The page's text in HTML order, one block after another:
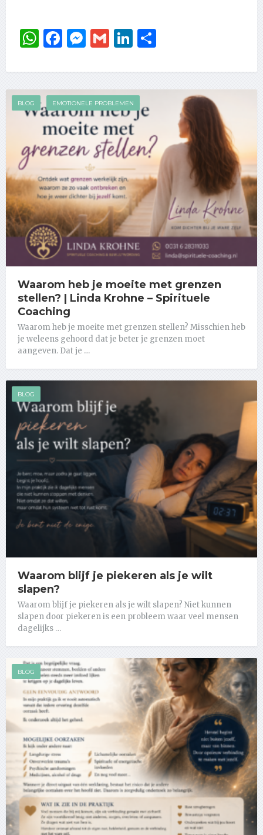
WhatsApp
Facebook
Messenger
GmailLinkedIn
BLOG EMOTIONELE PROBLEMEN
Waarom heb je moeite met grenzen
stellen? | Linda Krohne – Spirituele
Coaching
Waarom heb je moeite met grenzen stellen? Misschien heb
je weleens gehoord dat je beter je grenzen moet
aangeven. Dat je …
BLOG
Waarom blijf je piekeren als je wilt
slapen?
Waarom blijf je piekeren als je wilt slapen? Niet kunnen
slapen door piekeren is een probleem waar veel mensen
dagelijks …
BLOG